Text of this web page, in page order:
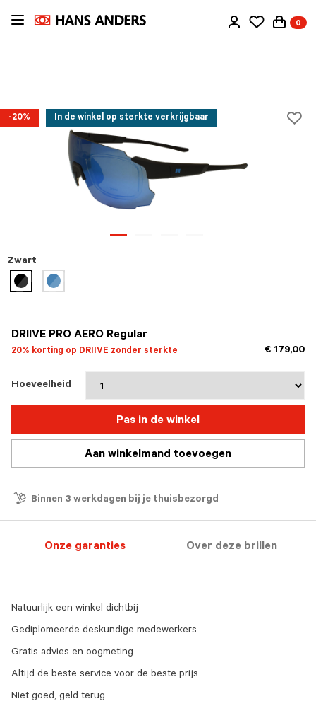
Ga
0
-20% In de winkel op sterkte verkrijgbaar
DRIIVE PRO AERO Regular
20% korting op DRIIVE zonder sterkte € 179,00
Zwart
geselecteerd
Hoeveelheid
Pas in de winkel
Aan winkelmand toevoegen
Binnen 3 werkdagen bij je thuisbezorgd
Onze garanties Over deze brillen
Natuurlijk een winkel dichtbij
Gediplomeerde deskundige medewerkers
Gratis advies en oogmeting
Altijd de beste service voor de beste prijs
Niet goed, geld terug